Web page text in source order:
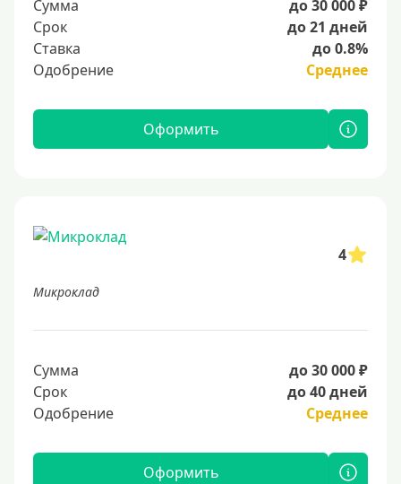
Сумма
до 30 000 ₽
Срок
до 21 дней
Ставка
до 0.8%
Одобрение
Среднее
Оформить
4
Микроклад
Сумма
до 30 000 ₽
Срок
до 40 дней
Одобрение
Среднее
Оформить